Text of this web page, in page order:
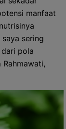
manfaat
sering
pola
Rahmawati,